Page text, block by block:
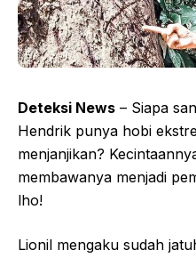
Deteksi News – Siapa
Hendrik punya hobi
menjanjikan?
membawanya menjadi
lho!
Lionil mengaku sudah